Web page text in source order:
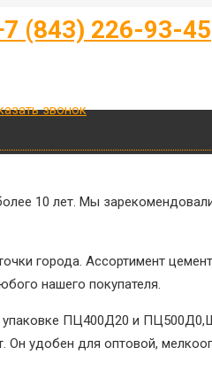
(843) 226-93-45
звонок
10 лет. Мы
города. Ассортимент
нашего покупателя.
ПЦ400Д20 и
удобен для оптовой,